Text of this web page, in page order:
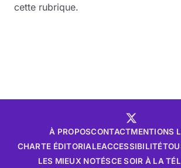
cette rubrique.
À PROPOSCONTACTMENTIONS
CHARTE ÉDITORIALEACCESSIBILITÉ
LES MIEUX NOTÉSCE SOIR À LA